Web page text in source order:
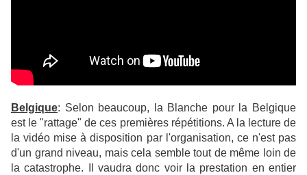
Belgique: Selon beaucoup, la Blanche pour la Belgique
est le "rattage" de ces premières répétitions. A la lecture de
la vidéo mise à disposition par l'organisation, ce n'est pas
d'un grand niveau, mais cela semble tout de même loin de
la catastrophe. Il vaudra donc voir la prestation en entier